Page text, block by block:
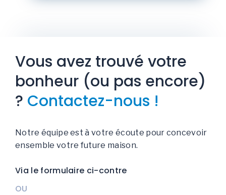
Vous avez trouvé votre
bonheur (ou pas encore)
? Contactez-nous !
Notre équipe est à votre écoute pour concevoir
ensemble votre future maison.
Via le formulaire ci-contre
OU